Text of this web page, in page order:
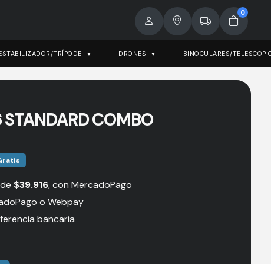
0
TRÍPODE DRONES BINOCULARES/
COMBO
$39.916, con MercadoPago
o Webpay
bancaria